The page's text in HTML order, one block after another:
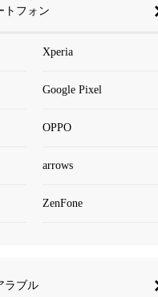
トフォン
Xperia
Google Pixel
OPPO
arrows
ZenFone
ラブル